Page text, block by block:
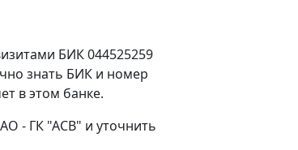
БИК 044525259
знать БИК и номер
в этом банке.
- ГК "АСВ" и уточнить